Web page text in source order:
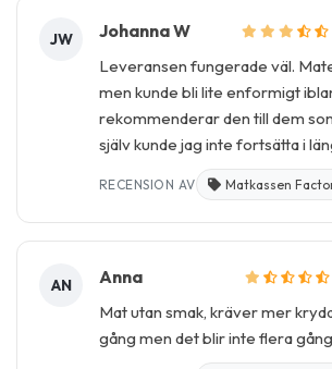
JW Johanna W
Leveransen fungerade väl.
men kunde bli lite enformigt
rekommenderar den till dem
själv kunde jag inte fortsätta i
RECENSION AV Matkassen
AN Anna
Mat utan smak, kräver mer
gång men det blir inte flera